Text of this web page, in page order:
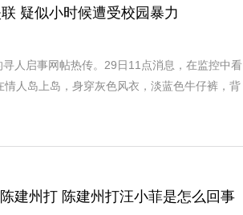
疑似小时候遭受校园暴力
人启事网帖热传。29日11点消息，在监控中看
人岛上岛，身穿灰色风衣，淡蓝色牛仔裤，背
建州打 陈建州打汪小菲是怎么回事